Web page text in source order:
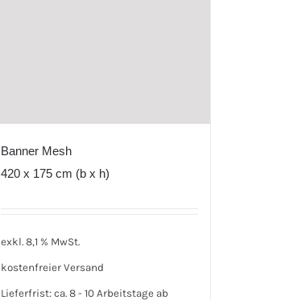
Banner Mesh
420 x 175 cm (b x h)
exkl. 8,1 % MwSt.
kostenfreier Versand
Lieferfrist: ca. 8 - 10 Arbeitstage ab